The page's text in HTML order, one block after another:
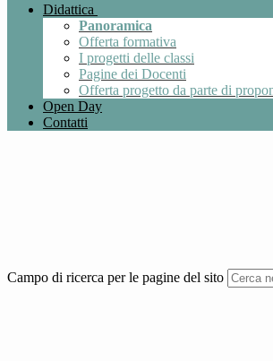
Didattica
Panoramica
Offerta formativa
I progetti delle classi
Pagine dei Docenti
Offerta progetto da parte di
Open Day
Contatti
Campo di ricerca per le pagine del sito